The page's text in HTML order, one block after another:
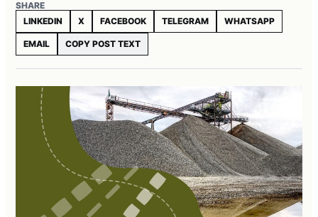
SHARE
LINKEDIN
X FACEBOOK TELEGRAM WHATSAPP
EMAIL COPY POST TEXT